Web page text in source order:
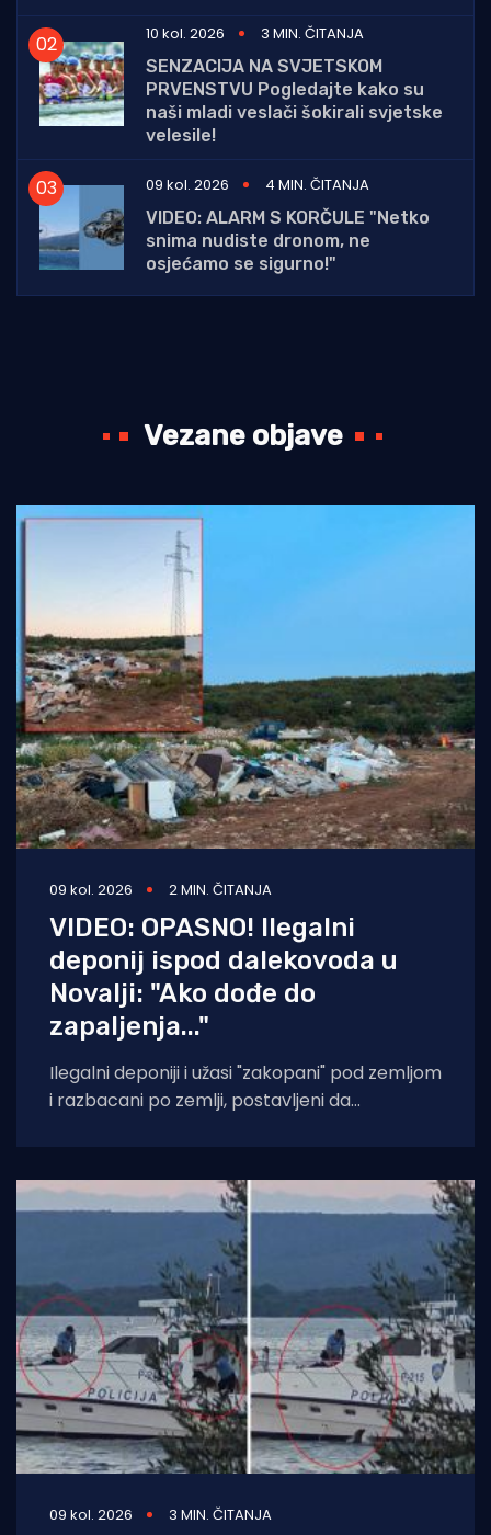
10 kol. 2026
3 MIN. ČITANJA
SENZACIJA NA SVJETSKOM
PRVENSTVU Pogledajte kako su
naši mladi veslači šokirali svjetske
velesile!
09 kol. 2026
4 MIN. ČITANJA
VIDEO: ALARM S KORČULE "Netko
snima nudiste dronom, ne
osjećamo se sigurno!"
Vezane objave
09 kol. 2026 2 MIN. ČITANJA
VIDEO: OPASNO! Ilegalni
deponij ispod dalekovoda u
Novalji: "Ako dođe do
zapaljenja..."
Ilegalni deponiji i užasi "zakopani" pod zemljom
i razbacani po zemlji, postavljeni da
09 kol. 2026 3 MIN. ČITANJA